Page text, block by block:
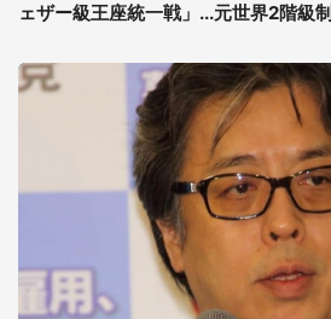
ェザー級王座統一戦」...元世界2階級